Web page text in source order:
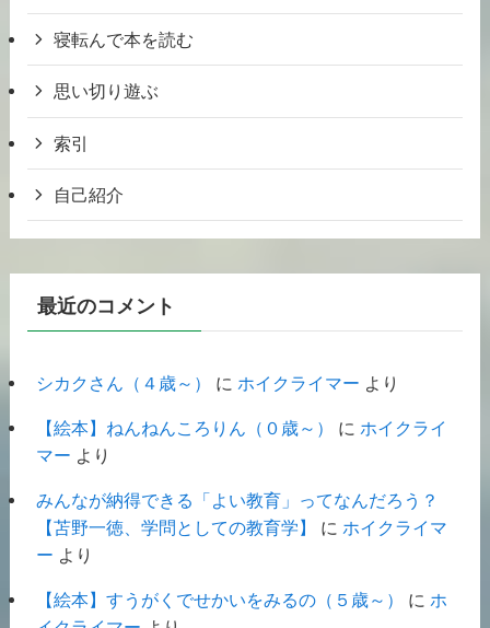
寝転んで本を読む
思い切り遊ぶ
索引
自己紹介
最近のコメント
シカクさん（４歳～） に ホイクライマー より
【絵本】ねんねんころりん（０歳～） に ホイクライ
マー より
みんなが納得できる「よい教育」ってなんだろう？
【苫野一徳、学問としての教育学】
に ホイクライマ
ー より
【絵本】すうがくでせかいをみるの（５歳～） に ホ